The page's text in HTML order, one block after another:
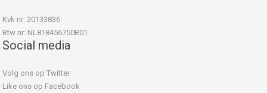
Kvk nr: 20133836
Btw nr: NL818456750B01
Social media
Volg ons op Twitter
Like ons op Facebook